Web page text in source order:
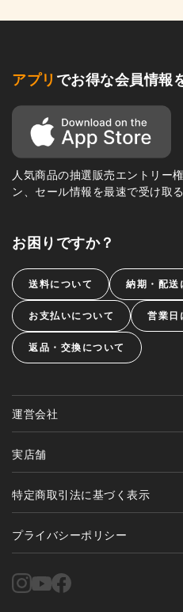
アプリ でお得な会員情報
人気商品の抽選販売エントリー
ン、セール情報を最速で受け取
お困りですか？
送料について 納期・配送
お支払いについて 営業日
返品・交換について
運営会社
実店舗
特定商取引法に基づく表示
プライバシーポリシー